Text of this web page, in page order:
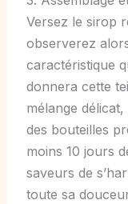
Versez le sirop
observerez
caractéristique
donnera cette
mélange
des bouteilles
moins 10 jours
saveurs de
toute sa